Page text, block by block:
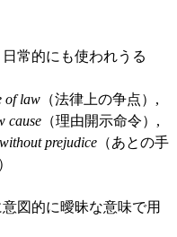
常的にも使われうる
of law （法律上の争点）,
cause （理由開示命令）,
without prejudice （あとの手
図的に曖昧な意味で用